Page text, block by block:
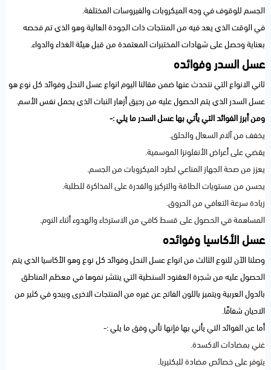
الجسم للوقوف في وجه الميكروبات والفيروسات المختلفة.
في الوقت الذي يعد فيه من المنتجات ذات الجودة العالية وهو الذي تم فحصه
بعناية وحصل على شهادات المختبرات المعتمدة من قبل هيئة الغذاء والدواء.
عسل السدر وفوائده
ثاني الانواع التي نتحدث عنها ضمن مقالنا اليوم انواع عسل النحل وفوائد كل نوع هو
عسل السدر الذي يتم الحصول عليه من رحيق أزهار النبات الذي يحمل نفس الأسم.
ومن أبرز الفوائد التي يأتي بها عسل السدر ما يلي :-
يخفف من آلام السعال والحلق.
يقضي على أعراض الأنفلونزا الموسمية.
يعزز من صحة الجهاز المناعي لطرد الميكروبات من الجسم.
يحسن من مستويات الطاقة والتركيز والقدرة على المذاكرة للطلبة.
زيادة سرعة التعافي من الحروق.
المساهمة في الحصول على قسط كافي من الاسترخاء والهدوء أثناء النوم.
عسل الأكاسيا وفوائده
وصلنا الآن للنوع الثالث من انواع عسل النحل وفوائد كل نوع وهو الأكاسيا الذي يتم
الحصول عليه من شجرة العقنود السنطية التي ينتشر نموها في معظم المناطق
بالدول العربية ويتميز باللون الفاتح عن غيره من المنتجات الاخرى ويبدو في كثير من
الاحيان شفافًا.
أما عن الفوائد التي يأتي بها فإنها تأتي وفق ما يلي :-
غني بمضادات الاكسدة.
يتوفر على خصائص مضادة للبكتيريا.